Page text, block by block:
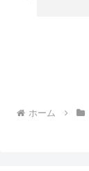
ホーム